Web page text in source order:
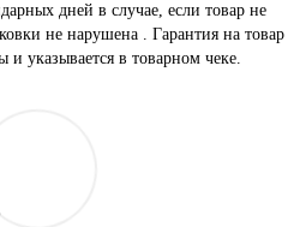
дней в случае, если товар не
не нарушена . Гарантия на товар
и указывается в товарном чеке.